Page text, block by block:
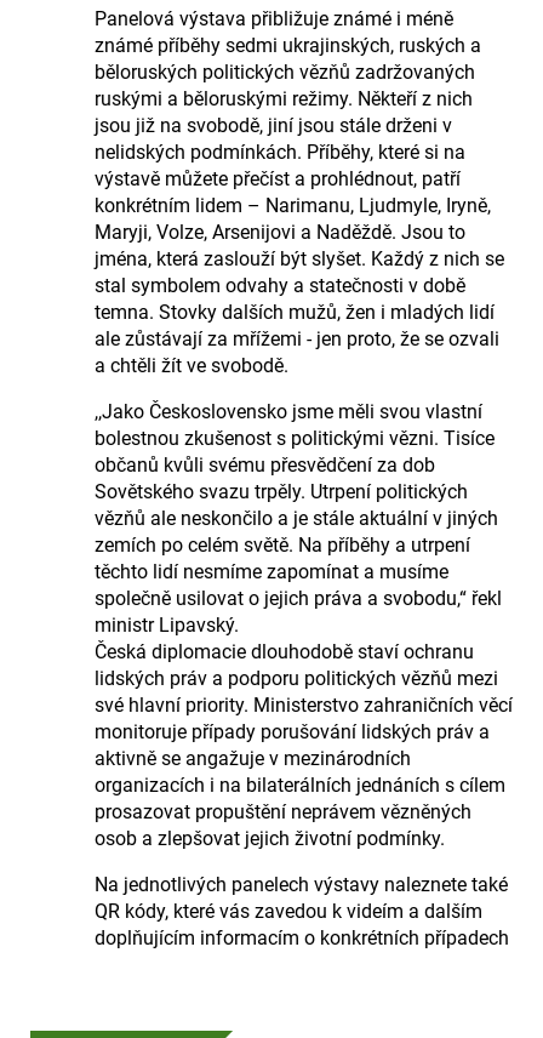
Panelová výstava přibližuje známé i méně
známé příběhy sedmi ukrajinských, ruských a
běloruských politických vězňů zadržovaných
ruskými a běloruskými režimy. Někteří z nich
jsou již na svobodě, jiní jsou stále drženi v
nelidských podmínkách. Příběhy, které si na
výstavě můžete přečíst a prohlédnout, patří
konkrétním lidem – Narimanu, Ljudmyle, Iryně,
Maryji, Volze, Arsenijovi a Naděždě. Jsou to
jména, která zaslouží být slyšet. Každý z nich se
stal symbolem odvahy a statečnosti v době
temna. Stovky dalších mužů, žen i mladých lidí
ale zůstávají za mřížemi - jen proto, že se ozvali
a chtěli žít ve svobodě.
,,Jako Československo jsme měli svou vlastní
bolestnou zkušenost s politickými vězni. Tisíce
občanů kvůli svému přesvědčení za dob
Sovětského svazu trpěly. Utrpení politických
vězňů ale neskončilo a je stále aktuální v jiných
zemích po celém světě. Na příběhy a utrpení
těchto lidí nesmíme zapomínat a musíme
společně usilovat o jejich práva a svobodu,“ řekl
ministr Lipavský.
Česká diplomacie dlouhodobě staví ochranu
lidských práv a podporu politických vězňů mezi
své hlavní priority. Ministerstvo zahraničních věcí
monitoruje případy porušování lidských práv a
aktivně se angažuje v mezinárodních
organizacích i na bilaterálních jednáních s cílem
prosazovat propuštění neprávem vězněných
osob a zlepšovat jejich životní podmínky.
Na jednotlivých panelech výstavy naleznete také
QR kódy, které vás zavedou k videím a dalším
doplňujícím informacím o konkrétních případech